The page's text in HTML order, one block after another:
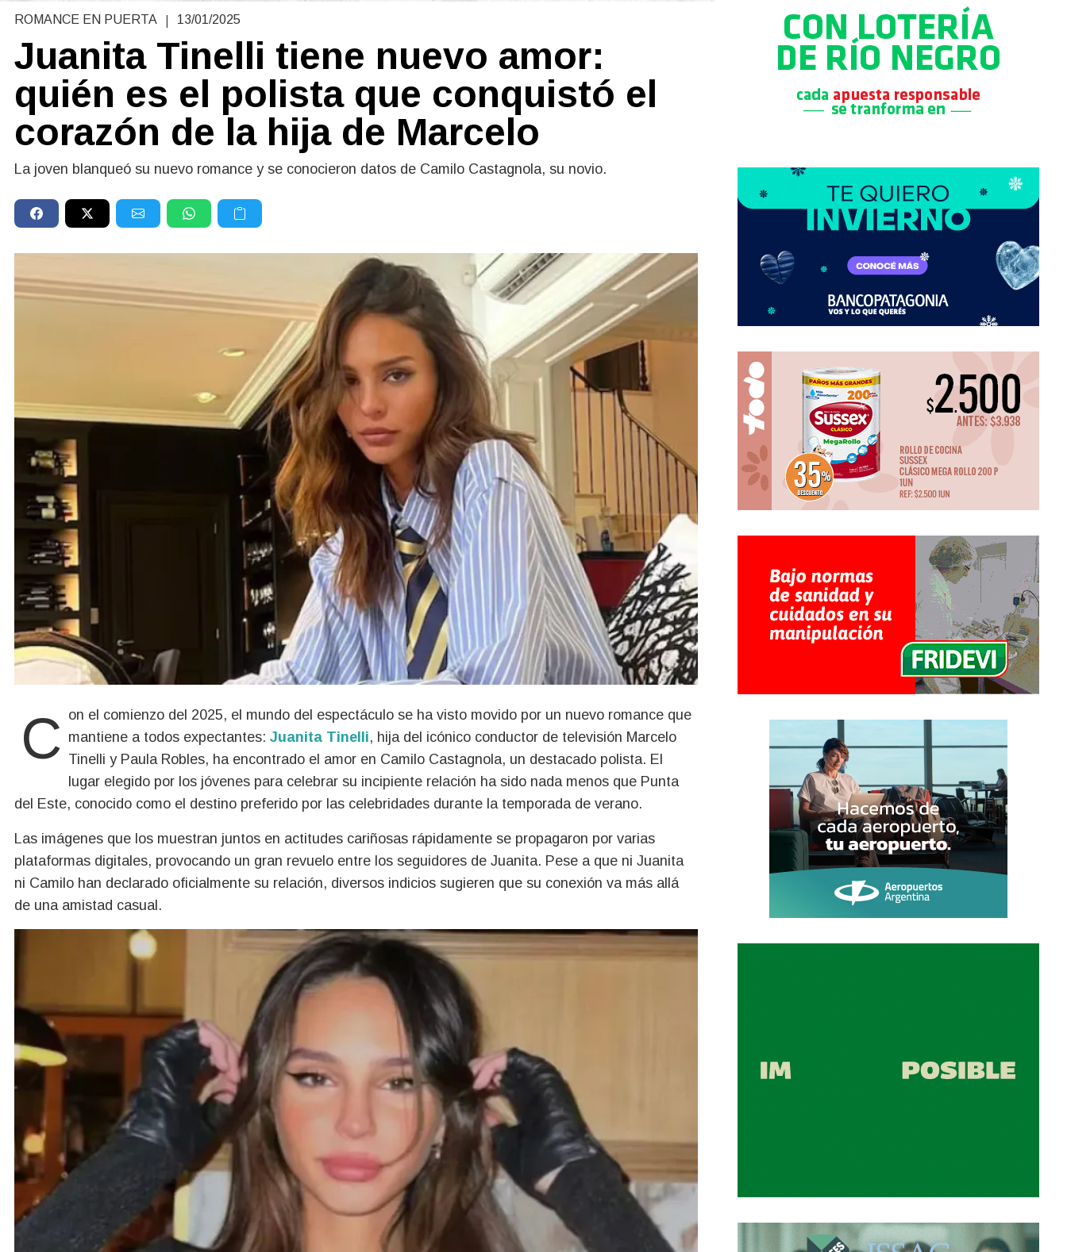
ROMANCE EN PUERTA | 13/01/2025
Juanita Tinelli tiene nuevo amor:
quién es el polista que conquistó el
corazón de la hija de Marcelo
La joven blanqueó su nuevo romance y se conocieron datos de Camilo Castagnola, su novio.
Con el comienzo del 2025, el mundo del espectáculo se ha visto movido por un nuevo romance que mantiene a todos expectantes: Juanita Tinelli, hija del icónico conductor de televisión Marcelo
Tinelli y Paula Robles, ha encontrado el amor en Camilo Castagnola, un destacado polista. El
lugar elegido por los jóvenes para celebrar su incipiente relación ha sido nada menos que Punta
del Este, conocido como el destino preferido por las celebridades durante la temporada de verano.
Las imágenes que los muestran juntos en actitudes cariñosas rápidamente se propagaron por varias
plataformas digitales, provocando un gran revuelo entre los seguidores de Juanita. Pese a que ni Juanita
ni Camilo han declarado oficialmente su relación, diversos indicios sugieren que su conexión va más allá
de una amistad casual.